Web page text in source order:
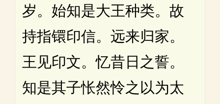
岁。始知是大王种类。故
持指镮印信。远来归家。
王见印文。忆昔日之誓。
知是其子怅然怜之以为太